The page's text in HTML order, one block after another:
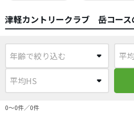
津軽カントリークラブ 岳コース
0〜0件／0件